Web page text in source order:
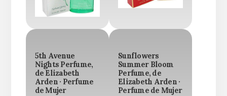
5th Avenue
Nights Perfume,
de Elizabeth
Arden · Perfume
de Mujer
Sunflowers
Summer Bloom
Perfume, de
Elizabeth Arden ·
Perfume de Mujer